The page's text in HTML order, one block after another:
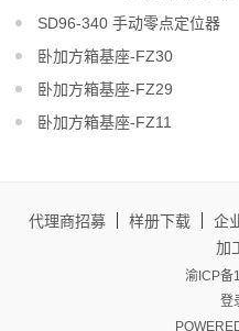
SD96-340 手动零点定位器
卧加方箱基座-FZ30
卧加方箱基座-FZ29
卧加方箱基座-FZ11
代理商招募 样册下载 企
加
渝ICP备
登